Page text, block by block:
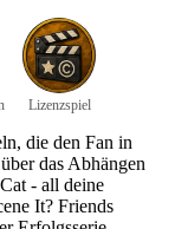
Lizenzspiel
die den Fan in
das Abhängen
- all deine
It? Friends